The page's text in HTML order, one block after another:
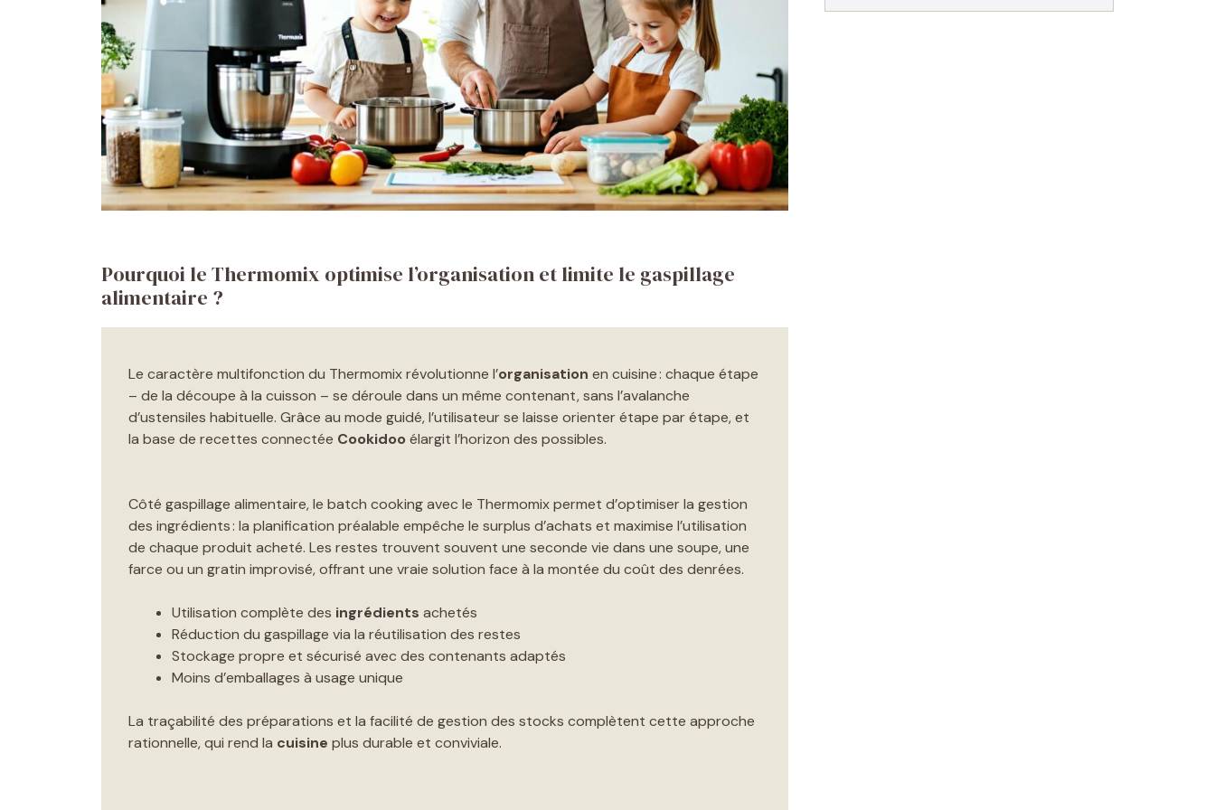
Pourquoi le Thermomix optimise l’organisation et limite le gaspillage
alimentaire ?
Le caractère multifonction du Thermomix révolutionne l’organisation en cuisine : chaque étape
– de la découpe à la cuisson – se déroule dans un même contenant, sans l’avalanche
d’ustensiles habituelle. Grâce au mode guidé, l’utilisateur se laisse orienter étape par étape, et
la base de recettes connectée Cookidoo élargit l’horizon des possibles.
Côté gaspillage alimentaire, le batch cooking avec le Thermomix permet d’optimiser la gestion
des ingrédients : la planification préalable empêche le surplus d’achats et maximise l’utilisation
de chaque produit acheté. Les restes trouvent souvent une seconde vie dans une soupe, une
farce ou un gratin improvisé, offrant une vraie solution face à la montée du coût des denrées.
Utilisation complète des ingrédients achetés
Réduction du gaspillage via la réutilisation des restes
Stockage propre et sécurisé avec des contenants adaptés
Moins d’emballages à usage unique
La traçabilité des préparations et la facilité de gestion des stocks complètent cette approche
rationnelle, qui rend la cuisine plus durable et conviviale.